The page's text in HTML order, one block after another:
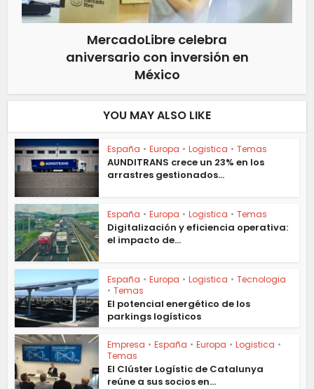
MercadoLibre celebra
aniversario con inversión en
México
YOU MAY ALSO LIKE
España • Europa • Logistica • Temas
AUNDITRANS crece un 23% en los
arrastres gestionados...
España • Europa • Logistica • Temas
Digitalización y eficiencia operativa:
el impacto de...
España • Europa • Logistica • Tecnologia
• Temas
El potencial energético de los
parkings logísticos
Empresa • España • Europa • Logistica •
Temas
El Clúster Logístic de Catalunya
reúne a sus socios en...